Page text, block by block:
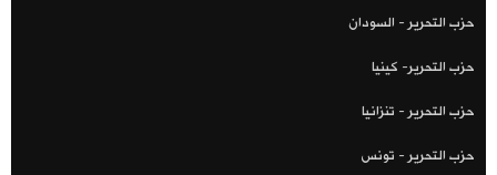
حزب التحرير - السودان
حزب التحرير- كينيا
حزب التحرير - تنزانيا
حزب التحرير - تونس